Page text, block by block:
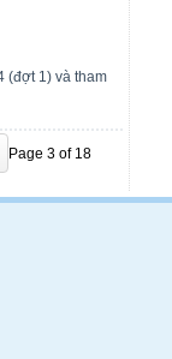
(đợt 1) và tham
Page 3 of 18